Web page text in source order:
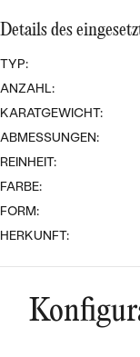
Details des
TYP:
ANZAHL:
KARATGEWICHT:
ABMESSUNGEN:
REINHEIT:
FARBE:
FORM:
HERKUNFT:
Das